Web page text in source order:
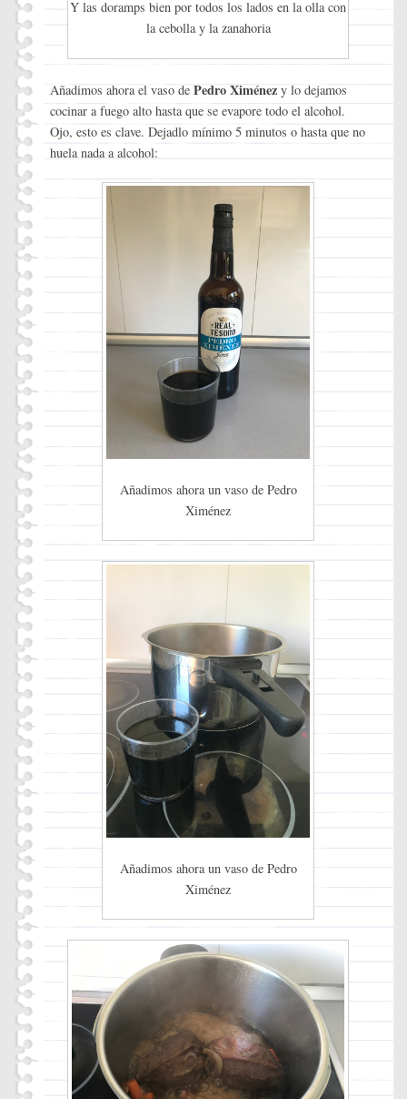
Y las doramps bien por todos los lados en la olla con
la cebolla y la zanahoria
Añadimos ahora el vaso de Pedro Ximénezy lo dejamos
cocinar a fuego alto hasta que se evapore todo el alcohol.
Ojo, esto es clave. Dejadlo mínimo 5 minutos o hasta que no
huela nada a alcohol:
Añadimos ahora un vaso de Pedro
Ximénez
Añadimos ahora un vaso de Pedro
Ximénez